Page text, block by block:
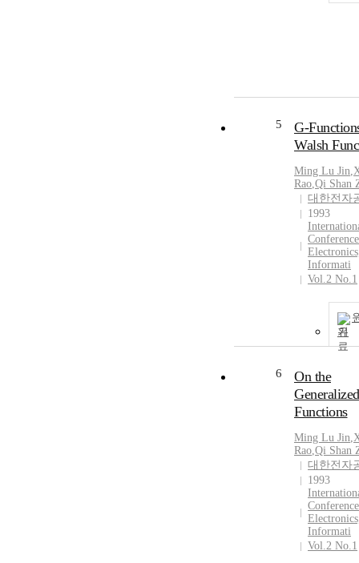
5
G-
Walsh
Ming Lu Jin,
Rao,Qi Shan
대한전자
1993
Informati
Vol.2 No.1
기
6
On the
Functions
Ming Lu Jin,
Rao,Qi Shan
대한전자
1993
Informati
Vol.2 No.1